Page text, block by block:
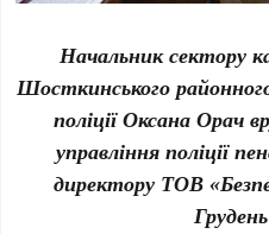
Начальник сектору
Шосткинського
поліції Оксана Орач
управління поліції
директору ТОВ